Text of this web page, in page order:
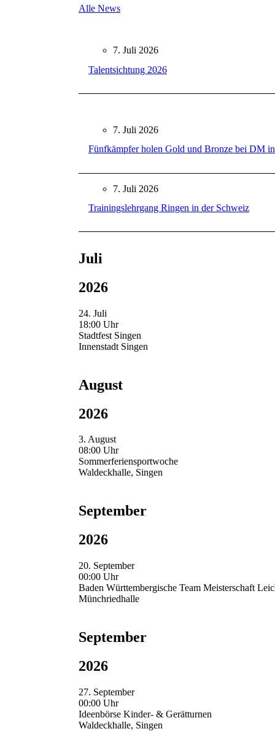
Alle News
7. Juli 2026
Talentsichtung 2026
7. Juli 2026
Fünfkämpfer holen Gold und Bronze bei DM
7. Juli 2026
Trainingslehrgang Ringen in der Schweiz
Juli
2026
24. Juli
18:00 Uhr
Stadtfest Singen
Innenstadt Singen
August
2026
3. August
08:00 Uhr
Sommerferiensportwoche
Waldeckhalle, Singen
September
2026
20. September
00:00 Uhr
Baden Württembergische Team Meisterschaft
Münchriedhalle
September
2026
27. September
00:00 Uhr
Ideenbörse Kinder- & Gerätturnen
Waldeckhalle, Singen